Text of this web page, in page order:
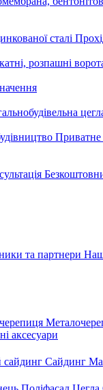
сталі
розпашні
Приватне
та партнери
аксесуари
сайдинг Сайдинг